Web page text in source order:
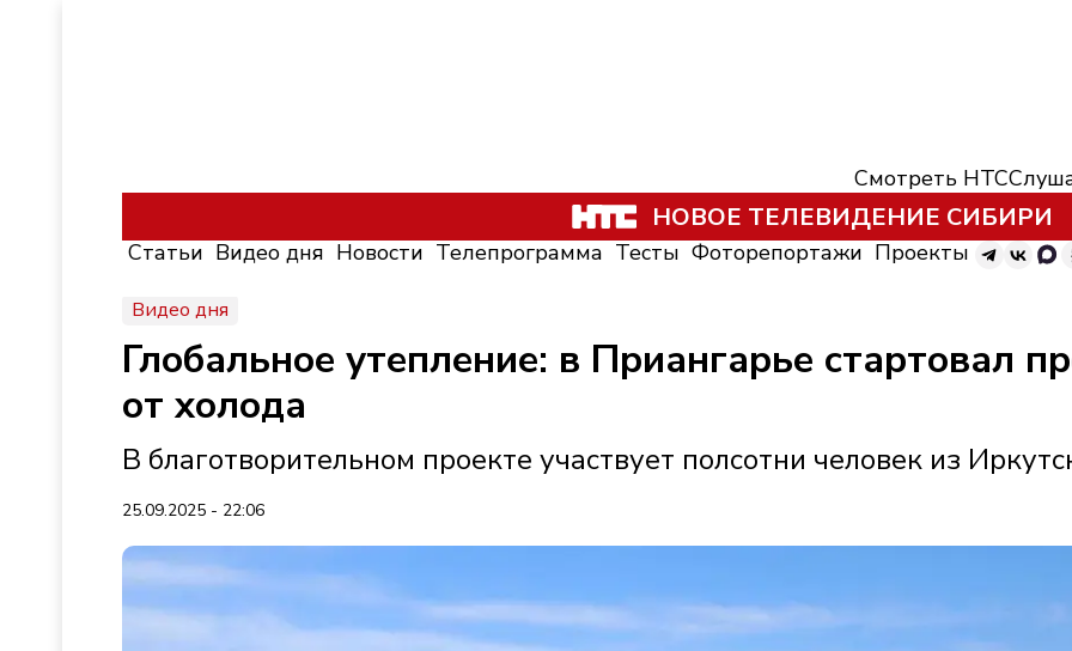
Смотреть НТС
НОВОЕ ТЕЛЕВИДЕНИЕ СИБИРИ
Статьи Видео дня Новости Телепрограмма Тесты Фоторепортажи Проекты
Видео дня
Глобальное утепление: в Приангарье стартовал
от холода
В благотворительном проекте участвует полсотни человек из
25.09.2025 - 22:06